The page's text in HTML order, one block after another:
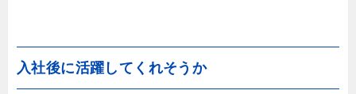
入社後に活躍してくれそうか